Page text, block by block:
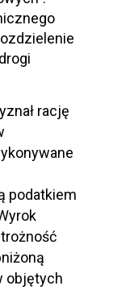
rację
podatkiem
objętych